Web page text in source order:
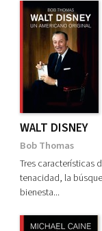
WALT DISNEY
Bob Thomas
Tres características
tenacidad, la
bienesta...